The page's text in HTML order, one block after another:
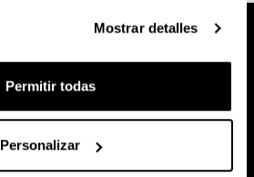
Mostrar detalles
Permitir todas
Personalizar